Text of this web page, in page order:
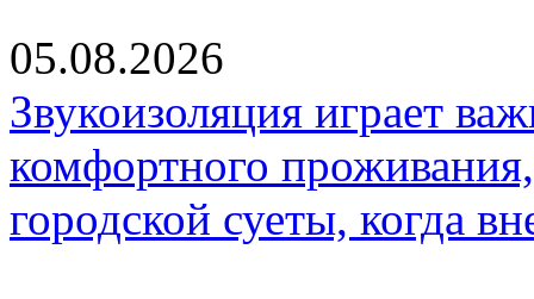
05.08.2026
Звукоизоляция играет
комфортного
городской суеты, когда